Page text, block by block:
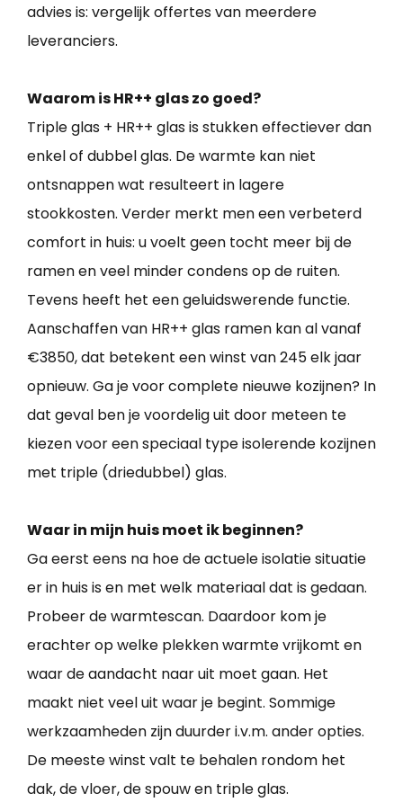
advies is: vergelijk offertes van meerdere
leveranciers.
Waarom is HR++ glas zo goed?
Triple glas + HR++ glas is stukken effectiever dan
enkel of dubbel glas. De warmte kan niet
ontsnappen wat resulteert in lagere
stookkosten. Verder merkt men een verbeterd
comfort in huis: u voelt geen tocht meer bij de
ramen en veel minder condens op de ruiten.
Tevens heeft het een geluidswerende functie.
Aanschaffen van HR++ glas ramen kan al vanaf
€3850, dat betekent een winst van 245 elk jaar
opnieuw. Ga je voor complete nieuwe kozijnen? In
dat geval ben je voordelig uit door meteen te
kiezen voor een speciaal type isolerende kozijnen
met triple (driedubbel) glas.
Waar in mijn huis moet ik beginnen?
Ga eerst eens na hoe de actuele isolatie situatie
er in huis is en met welk materiaal dat is gedaan.
Probeer de warmtescan. Daardoor kom je
erachter op welke plekken warmte vrijkomt en
waar de aandacht naar uit moet gaan. Het
maakt niet veel uit waar je begint. Sommige
werkzaamheden zijn duurder i.v.m. ander opties.
De meeste winst valt te behalen rondom het
dak, de vloer, de spouw en triple glas.